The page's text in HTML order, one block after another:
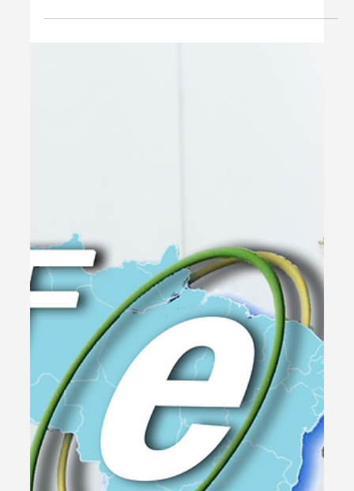
1 de set. de 2025 1 min de leitura
Gestão & Organização
Como emitir Nota Fiscal de Serviço
MEI (grátis) - Aprenda agora
Aprenda a emitir nota fiscal de serviço MEI
gratuitamente no vídeo. Confira agora e descubra os
passos simples para manter sua conformidade fiscal.